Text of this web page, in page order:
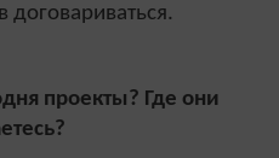
договариваться.
проекты? Где они